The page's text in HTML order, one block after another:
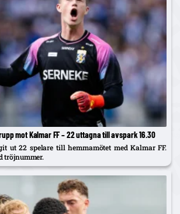
mot Kalmar FF – 22 uttagna till avspark 16.30
ut 22 spelare till hemmamötet med Kalmar FF.
tröjnummer.